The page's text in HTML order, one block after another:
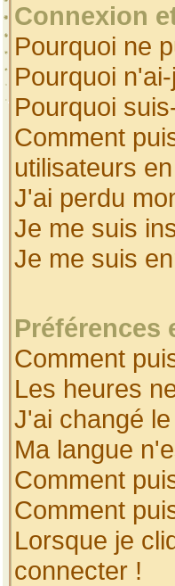
Connexion
Pourquoi ne
Pourquoi
Pourquoi
Comment
utilisateurs
J'ai perdu
Je me suis
Je me suis
Préférences
Comment
Les heures
J'ai changé
Ma langue
Comment
Comment
Lorsque je
connecter !